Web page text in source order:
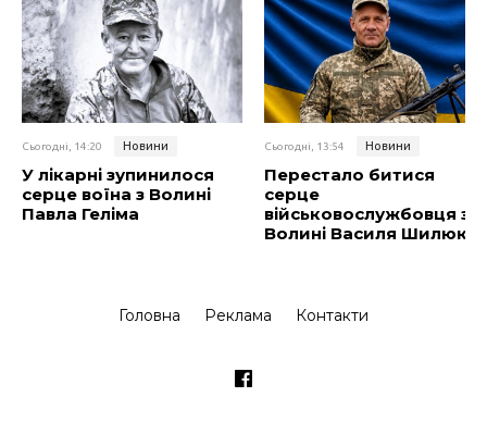
Сьогодні, 14:20 Новини
У лікарні зупинилося
серце воїна з Волині
Павла Геліма
Сьогодні, 13:54 Новини
Перестало битися
серце
військовослужбовця з
Волині Василя Шилюка
Головна Реклама Контакти